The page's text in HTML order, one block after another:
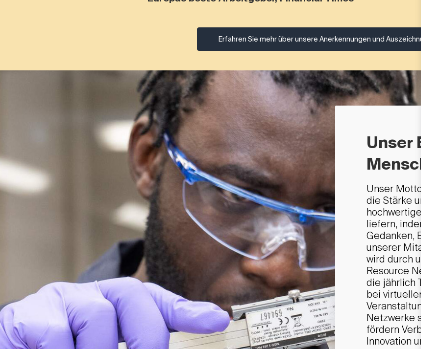
Erfahren Sie mehr über unsere Anerkennungen und
Unser
Unser Motto
die Stärke
hochwertige
liefern, indem
Gedanken,
unserer
wird durch
Resource
die jährlich
bei virtuellen
Netzwerke
fördern
Innovation und